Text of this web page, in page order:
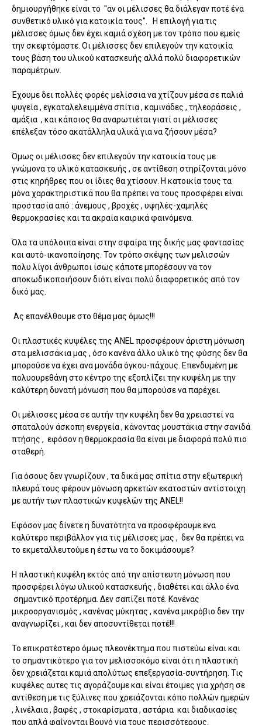
δημιουργήθηκε είναι το ''αν οι μέλισσες θα διάλεγαν ποτέ ένα
συνθετικό υλικό για κατοικία τους''. Η επιλογή για τις
μέλισσες όμως δεν έχει καμιά σχέση με τον τρόπο που εμείς
την σκεφτόμαστε. Οι μέλισσες δεν επιλεγούν την κατοικία
τους βάση του υλικού κατασκευής αλλά πολύ διαφορετικών
παραμέτρων.
Έχουμε δει πολλές φορές μελίσσια να χτίζουν μέσα σε παλιά
ψυγεία , εγκαταλελειμμένα σπίτια , καμινάδες , τηλεοράσεις ,
αμάξια , και κάποιος θα αναρωτιέται γιατί οι μέλισσες
επέλεξαν τόσο ακατάλληλα υλικά για να ζήσουν μέσα?
Όμως οι μέλισσες δεν επιλεγούν την κατοικία τους με
γνώμονα το υλικό κατασκευής , σε αντίθεση στηρίζονται μόνο
στις κηρήθρες που οι ίδιες θα χτίσουν. Η κατοικία τους τα
μόνα χαρακτηριστικά που θα πρέπει να τους προσφέρει είναι
προστασία από : άνεμους , βροχές , υψηλές-χαμηλές
θερμοκρασίες και τα ακραία καιρικά φαινόμενα.
Όλα τα υπόλοιπα είναι στην σφαίρα της δικής μας φαντασίας
και αυτό-ικανοποίησης. Τον τρόπο σκέψης των μελισσών
πολυ λίγοι άνθρωποι ίσως κάποτε μπορέσουν να τον
αποκωδικοποιήσουν διότι είναι πολύ διαφορετικός από τον
δικό μας.
Ας επανέλθουμε στο θέμα μας όμως!!!
Οι πλαστικές κυψέλες της ANEL προσφέρουν άριστη μόνωση
στα μελισσάκια μας , όσο κανένα άλλο υλικό της φύσης δεν θα
μπορούσε να έχει ανα μονάδα όγκου-πάχους. Επενδυμένη με
πολυουρεθάνη στο κέντρο της εξοπλίζει την κυψέλη με την
καλύτερη δυνατή μόνωση που θα μπορούσε να παρέχει.
Οι μέλισσες μέσα σε αυτήν την κυψέλη δεν θα χρειαστεί να
σπαταλούν άσκοπη ενεργεία , κάνοντας μουστάκια στην σανιδά
πτήσης , εφόσον η θερμοκρασία θα είναι με διαφορά πολύ πιο
σταθερή.
Για όσους δεν γνωρίζουν , τα δικά μας σπίτια στην εξωτερική
πλευρά τους φέρουν μόνωση αρκετών εκατοστών αντίστοιχη
με αυτήν των πλαστικών κυψελών της ANEL!!
Εφόσον μας δίνετε η δυνατότητα να προσφέρουμε ενα
καλύτερο περιβάλλον για τις μέλισσες μας , δεν θα πρέπει να
το εκμεταλλευτούμε η έστω να το δοκιμάσουμε?
Η πλαστική κυψέλη εκτός από την απίστευτη μόνωση που
προσφέρει λόγω υλικού κατασκευής , διαθέτει και άλλο ένα
σημαντικό προτέρημα. Δεν σαπίζει ποτέ. Κανένας
μικροοργανισμός , κανένας μύκητας , κανένα μικρόβιο δεν την
αναγνωρίζει , και δεν αποσυντίθεται ποτέ!!!
Το επικρατέστερο όμως πλεονέκτημα που πιστεύω είναι και
το σημαντικότερο για τον μελισσοκόμο είναι ότι η πλαστική
δεν χρειάζεται καμιά απολύτως επεξεργασία-συντήρηση. Τις
κυψέλες αυτες τις αγοράζουμε και είναι έτοιμες για χρήση σε
αντίθεση με τις ξύλινες που χρειάζονται κόπο πολλών ημερών
, λινέλαια , βαφές , στοκαρίσματα , αστάρια και διαδικασίες
που απλά φαίνονται Βουνό για τους περισσότερους.